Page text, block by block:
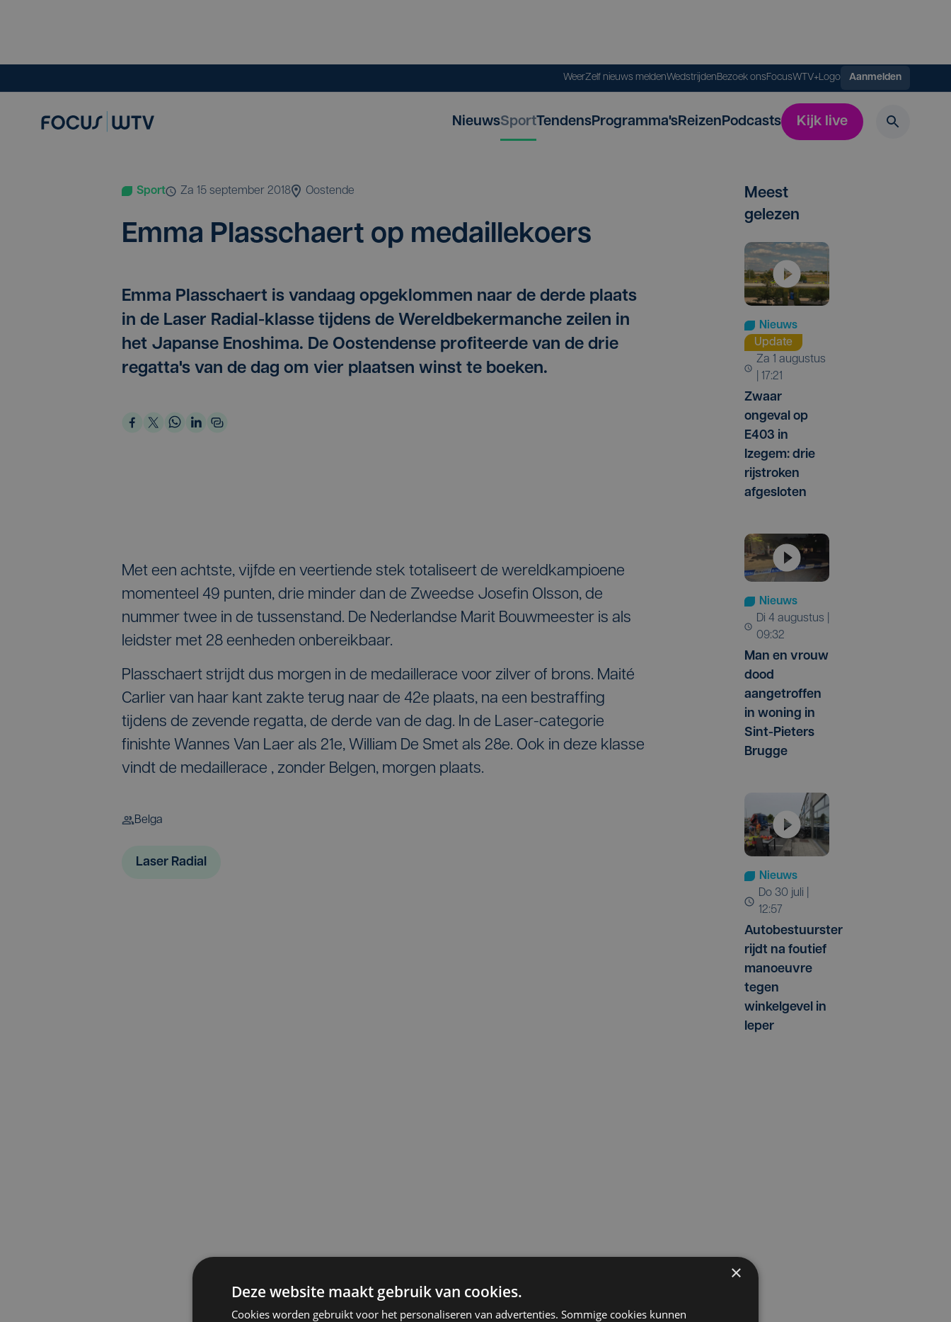
WeerZelf nieuws meldenWedstrijdenBezoek onsFocusWTV+Logo Aanmelden
NieuwsSportTendensProgramma'sReizenPodcasts Kijk live
Sport za 15 september 2018 Oostende
Emma Plas­schaert op medaillekoers
Emma Plasschaert is vandaag opgeklommen naar de derde plaats
in de Laser Radial-klasse tijdens de Wereldbekermanche zeilen in
het Japanse Enoshima. De Oostendense profiteerde van de drie
regatta's van de dag om vier plaatsen winst te boeken.
Met een achtste, vijfde en veertiende stek totaliseert de wereldkampioene
momenteel 49 punten, drie minder dan de Zweedse Josefin Olsson, de
nummer twee in de tussenstand. De Nederlandse Marit Bouwmeester is als
leidster met 28 eenheden onbereikbaar.
Plasschaert strijdt dus morgen in de medaillerace voor zilver of brons. Maité
Carlier van haar kant zakte terug naar de 42e plaats, na een bestraffing
tijdens de zevende regatta, de derde van de dag. In de Laser-categorie
finishte Wannes Van Laer als 21e, William De Smet als 28e. Ook in deze klasse
vindt de medaillerace , zonder Belgen, morgen plaats.
Belga
Laser Radial
Meest
gelezen
Nieuws
Update
za 1 augustus
| 17:21
Zwaar
ongeval op
E403 in
Izegem: drie
rijstroken
afgesloten
Nieuws
di 4 augustus |
09:32
Man en vrouw
dood
aangetroffen
in woning in
Sint-Pieters
Brugge
Nieuws
do 30 juli |
12:57
Autobestuurster
rijdt na foutief
manoeuvre
tegen
winkelgevel in
Ieper
×
Deze website maakt gebruik van cookies.
Cookies worden gebruikt voor het personaliseren van advertenties. Sommige cookies kunnen